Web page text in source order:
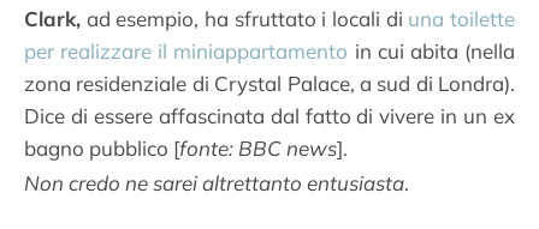
Clark, ad esempio, ha sfruttato i locali di una toilette
per realizzare il miniappartamento in cui abita (nella
zona residenziale di Crystal Palace, a sud di Londra).
Dice di essere affascinata dal fatto di vivere in un ex
bagno pubblico [fonte: BBC news].
Non credo ne sarei altrettanto entusiasta.